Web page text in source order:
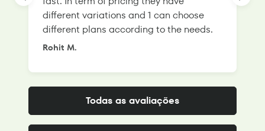
different variations and 1 can choose
different plans according to the needs.
Rohit M.
Todas as avaliações